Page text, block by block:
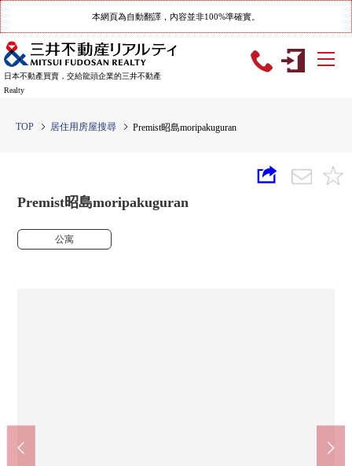
本網頁為自動翻譯，內容並非100%準確實。
日本不動產買賣，交給龍頭企業的三井不動產
Realty
TOP 居住用房屋搜尋 Premist昭島moripakuguran
Premist昭島moripakuguran
公寓